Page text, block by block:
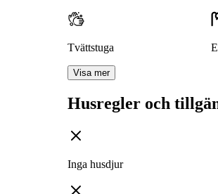
Tvättstuga
Visa mer
Husregler och
Inga husdjur